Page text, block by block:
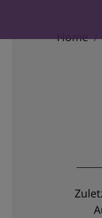
Home